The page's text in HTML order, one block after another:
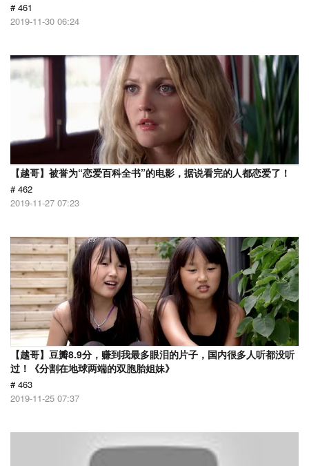
# 461
2019-11-30 06:24
【越哥】被誉为“恋爱百科全书”的电影，据说看完的人都恋爱了！
# 462
2019-11-27 07:23
【越哥】豆瓣8.9分，赚到我最多眼泪的片子，国内很多人听都没听
过！《分割在地球两端的双胞胎姐妹》
# 463
2019-11-25 07:37